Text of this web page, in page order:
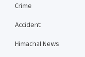
Crime
Accident
Himachal News